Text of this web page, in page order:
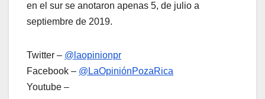
en el sur se anotaron apenas 5, de julio a
septiembre de 2019.
Twitter – @laopinionpr
Facebook – @LaOpiniónPozaRica
Youtube –